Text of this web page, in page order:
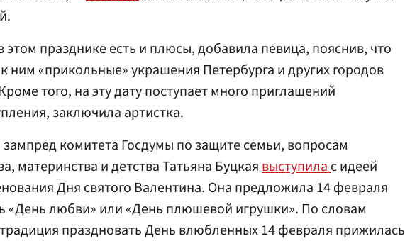
этом празднике есть и плюсы, добавила певица, пояснив, что
ним «прикольные» украшения Петербурга и других городов
того, на эту дату поступает много приглашений
заключила артистка.
зампред комитета Госдумы по защите семьи, вопросам
материнства и детства Татьяна Буцкаявыступилас идеей
Дня святого Валентина. Она предложила 14 февраля
«День любви» или «День плюшевой игрушки». По словам
праздновать День влюбленных 14 февраля прижилась